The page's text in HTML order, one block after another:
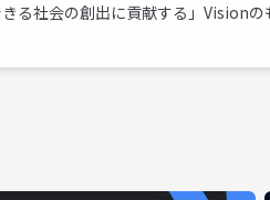
る社会の創出に貢献する」Vision